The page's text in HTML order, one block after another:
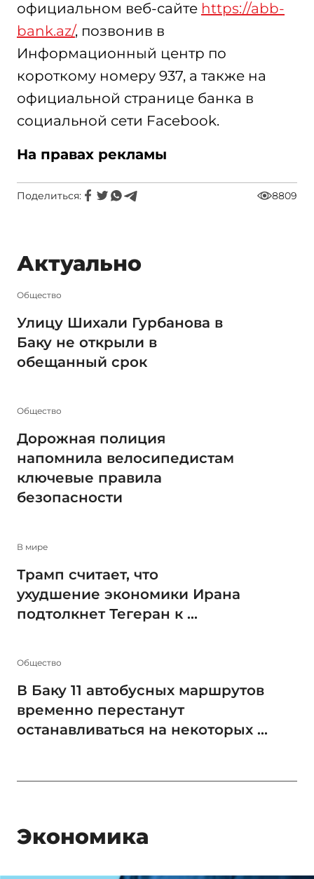
официальном веб-сайте https://abb-
bank.az/, позвонив в
Информационный центр по
короткому номеру 937, а также на
официальной странице банка в
социальной сети Facebook.
На правах рекламы
Поделиться: 8809
Актуально
Общество
Улицу Шихали Гурбанова в
Баку не открыли в
обещанный срок
Общество
Дорожная полиция
напомнила велосипедистам
ключевые правила
безопасности
В мире
Трамп считает, что
ухудшение экономики Ирана
подтолкнет Тегеран к ...
Общество
В Баку 11 автобусных маршрутов
временно перестанут
останавливаться на некоторых ...
Экономика